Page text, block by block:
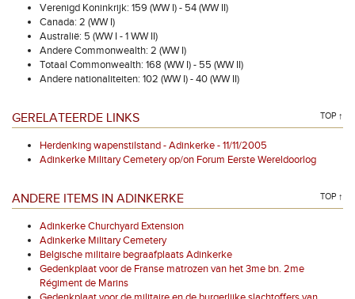
Verenigd Koninkrijk: 159 (WW I) - 54 (WW II)
Canada: 2 (WW I)
Australië: 5 (WW I - 1 WW II)
Andere Commonwealth: 2 (WW I)
Totaal Commonwealth: 168 (WW I) - 55 (WW II)
Andere nationaliteiten: 102 (WW I) - 40 (WW II)
GERELATEERDE LINKS TOP ↑
Herdenking wapenstilstand - Adinkerke - 11/11/2005
Adinkerke Military Cemetery op/on Forum Eerste Wereldoorlog
ANDERE ITEMS IN ADINKERKE TOP ↑
Adinkerke Churchyard Extension
Adinkerke Military Cemetery
Belgische militaire begraafplaats Adinkerke
Gedenkplaat voor de Franse matrozen van het 3me bn. 2me
Régiment de Marins